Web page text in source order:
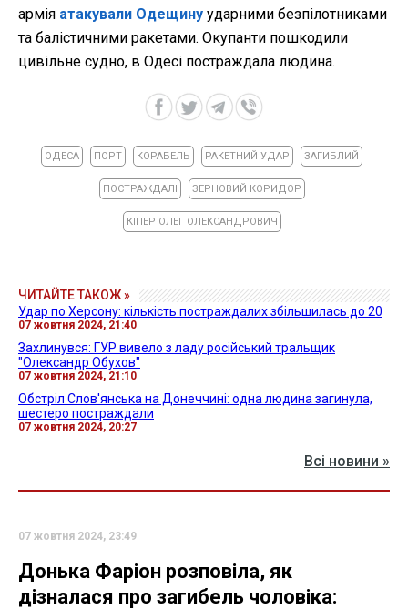
армія атакували Одещину ударними безпілотниками
та балістичними ракетами. Окупанти пошкодили
цивільне судно, в Одесі постраждала людина.
ОДЕСА ПОРТ КОРАБЕЛЬ РАКЕТНИЙ УДАР ЗАГИБЛИЙ
ПОСТРАЖДАЛІ ЗЕРНОВИЙ КОРИДОР
КІПЕР ОЛЕГ ОЛЕКСАНДРОВИЧ
ЧИТАЙТЕ ТАКОЖ »
Удар по Херсону: кількість постраждалих збільшилась до 20
07 жовтня 2024, 21:40
Захлинувся: ГУР вивело з ладу російський тральщик
"Олександр Обухов"
07 жовтня 2024, 21:10
Обстріл Слов'янська на Донеччині: одна людина загинула,
шестеро постраждали
07 жовтня 2024, 20:27
Всі новини »
07 жовтня 2024, 23:49
Донька Фаріон розповіла, як
дізналася про загибель чоловіка: